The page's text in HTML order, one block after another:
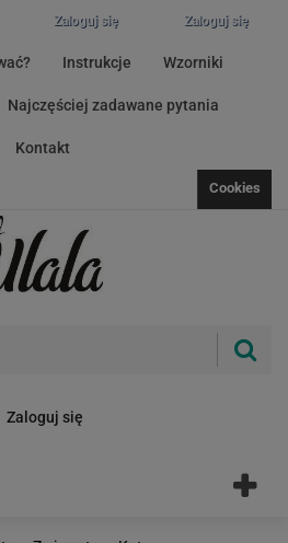
Zaloguj się
Zaloguj się
Instrukcje Wzorniki
Najczęściej zadawane pytania
Kontakt
Cookies
Zaloguj się